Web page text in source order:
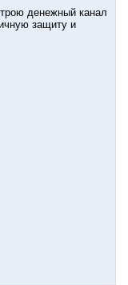
денежный канал
защиту и